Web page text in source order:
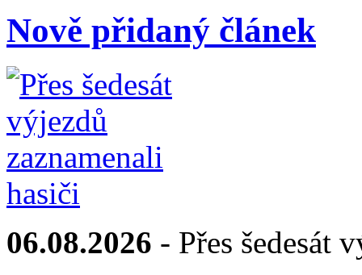
Nově přidaný článek
06.08.2026 - Přes šedesát